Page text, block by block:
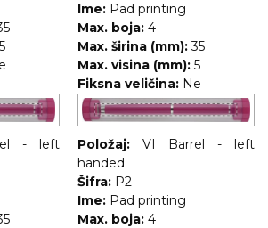
5
Ime: Pad printing
Max. boja: 4
Max. širina (mm): 35
Max. visina (mm): 5
Fiksna veličina: Ne
- left
Položaj:
VI Barrel - left
handed
Šifra: P2
Ime: Pad printing
Max. boja: 4